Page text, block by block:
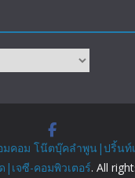
มคอม โน๊ตบุ๊คลำพูน|ปริ้นท์
|เจซี-คอมพิวเตอร์. All